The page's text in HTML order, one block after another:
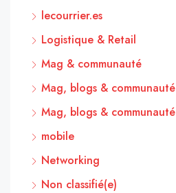
lecourrier.es
Logistique & Retail
Mag & communauté
Mag, blogs & communauté
Mag, blogs & communauté
mobile
Networking
Non classifié(e)